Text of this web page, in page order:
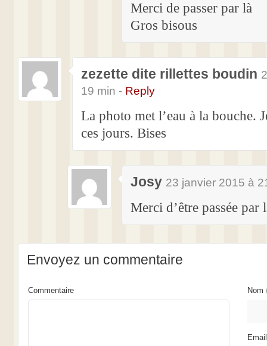
Merci de passer par là
Gros bisous
zezette dite rillettes boudin
19 min - Reply
La photo met l’eau à la bouche.
ces jours. Bises
Josy 23 janvier 2015 à
Merci d’être passée
Envoyez un commentaire
Nom
Commentaire